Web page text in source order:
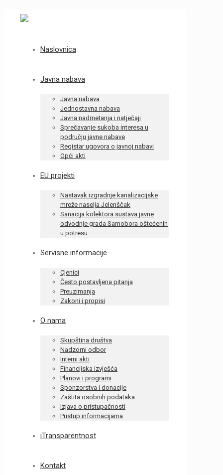
Naslovnica
Javna nabava
Javna nabava
Jednostavna nabava
Javna nadmetanja i natječaji
Sprečavanje sukoba interesa u
području javne nabave
Registar ugovora o javnoj nabavi
Opći akti
EU projekti
Nastavak izgradnje kanalizacijske
mreže naselja Jelenščak
Sanacija kolektora sustava javne
odvodnje grada Samobora oštećenih
u potresu
Servisne informacije
Cjenici
Često postavljena pitanja
Preuzimanja
Zakoni i propisi
O nama
Skupština društva
Nadzorni odbor
Interni akti
Financijska izvješća
Planovi i programi
Sponzorstva i donacije
Zaštita osobnih podataka
Izjava o pristupačnosti
Pristup informacijama
iTransparentnost
Kontakt